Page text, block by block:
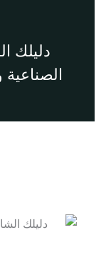
دليلك